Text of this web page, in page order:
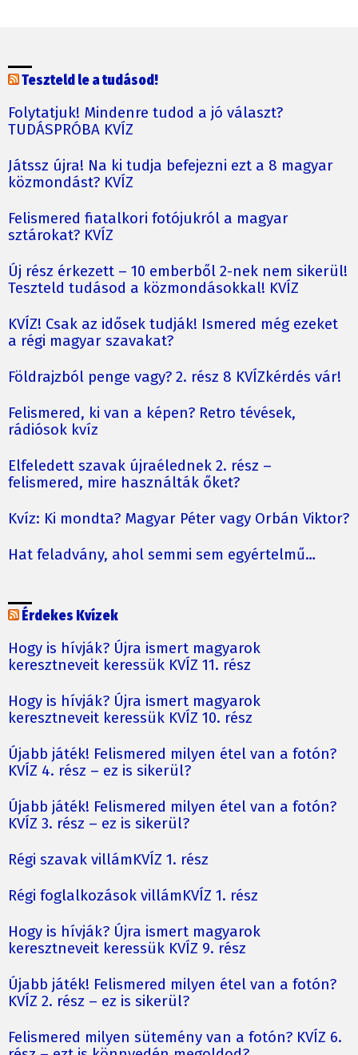
Teszteld le a tudásod!
Folytatjuk! Mindenre tudod a jó választ?
TUDÁSPRÓBA KVÍZ
Játssz újra! Na ki tudja befejezni ezt a 8 magyar
közmondást? KVÍZ
Felismered fiatalkori fotójukról a magyar
sztárokat? KVÍZ
Új rész érkezett – 10 emberből 2-nek nem sikerül!
Teszteld tudásod a közmondásokkal! KVÍZ
KVÍZ! Csak az idősek tudják! Ismered még ezeket
a régi magyar szavakat?
Földrajzból penge vagy? 2. rész 8 KVÍZkérdés vár!
Felismered, ki van a képen? Retro tévések,
rádiósok kvíz
Elfeledett szavak újraélednek 2. rész –
felismered, mire használták őket?
Kvíz: Ki mondta? Magyar Péter vagy Orbán Viktor?
Hat feladvány, ahol semmi sem egyértelmű…
Érdekes Kvízek
Hogy is hívják? Újra ismert magyarok
keresztneveit keressük KVÍZ 11. rész
Hogy is hívják? Újra ismert magyarok
keresztneveit keressük KVÍZ 10. rész
Újabb játék! Felismered milyen étel van a fotón?
KVÍZ 4. rész – ez is sikerül?
Újabb játék! Felismered milyen étel van a fotón?
KVÍZ 3. rész – ez is sikerül?
Régi szavak villámKVÍZ 1. rész
Régi foglalkozások villámKVÍZ 1. rész
Hogy is hívják? Újra ismert magyarok
keresztneveit keressük KVÍZ 9. rész
Újabb játék! Felismered milyen étel van a fotón?
KVÍZ 2. rész – ez is sikerül?
Felismered milyen sütemény van a fotón? KVÍZ 6.